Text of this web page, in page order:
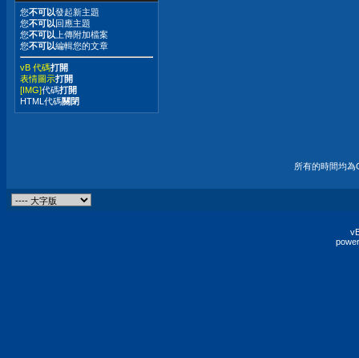
您不可以發起新主題
您不可以回應主題
您不可以 上傳附加檔案
您不可以編輯您的文章
vB 代碼打開
表情圖示打開
[IMG]代碼打開
HTML代碼關閉
所有的時間均為